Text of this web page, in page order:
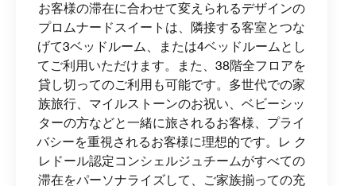
お客様の滞在に合わせて変えられるデザインの
プロムナードスイートは、隣接する客室とつな
げて3ベッドルーム、または4ベッドルームとし
てご利用いただけます。また、38階全フロアを
貸し切ってのご利用も可能です。多世代での家
族旅行、マイルストーンのお祝い、ベビーシッ
ターの方などと一緒に旅されるお客様、プライ
バシーを重視されるお客様に理想的です。レ ク
レドール認定コンシェルジュチームがすべての
滞在をパーソナライズして、ご家族揃っての充